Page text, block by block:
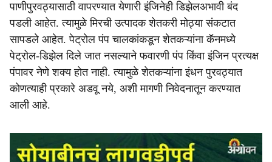
पाणीपुरवठ्यासाठी वापरण्यात येणारी इंजिनेही डिझेलअभावी बंद
पडली आहेत. त्यामुळे मिरची उत्पादक शेतकरी मोठ्या संकटात
सापडले आहेत. पेट्रोल पंप चालकांकडून शेतकऱ्यांना कॅनमध्ये
पेट्रोल-डिझेल दिले जात नसल्याने फवारणी पंप किंवा इंजिन प्रत्यक्ष
पंपावर नेणे शक्य होत नाही. त्यामुळे शेतकऱ्यांना इंधन पुरवठ्यात
कोणत्याही प्रकारे अडवू नये, अशी मागणी निवेदनातून करण्यात
आली आहे.